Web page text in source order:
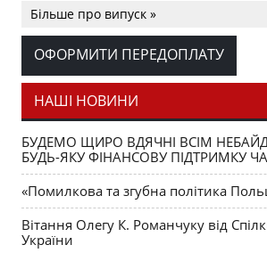
національної ідентифікації в умовах
НОВІ ВИДАННЯ Ален Безансон
МОВА ПРО МОВУ
часі перепис населення України:
ВІЙНА І МИР Олександр ЛевченкоЯк
зуміла повернути території після
гібридної війни
Оксана СироїдГібридний патріотизм
Більше про випуск »
ОФОРМИТИ ПЕРЕДОПЛАТУ
НАШІ НОВИНИ
БУДЕМО ЩИРО ВДЯЧНІ ВСІМ
БУДЬ-ЯКУ ФІНАНСОВУ ПІДТРИМКУ
«Помилкова та згубна політика
Вітання Олегу К. Романчуку від
України